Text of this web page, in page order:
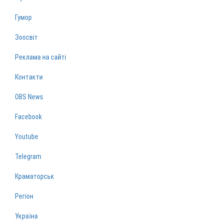
Гумор
Зоосвіт
Реклама на сайті
Контакти
OBS News
Facebook
Youtube
Telegram
Краматорськ
Регіон
Україна